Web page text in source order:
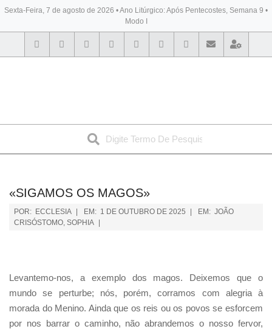
Sexta-Feira, 7 de agosto de 2026 • Ano Litúrgico: Após Pentecostes, Semana 9 •
Modo I
BYBLOS
«SIGAMOS OS MAGOS»
POR: ECCLESIA EM: 1 DE OUTUBRO DE 2025 EM: JOÃO
CRISÓSTOMO, SOPHIA
Levantemo-nos, a exemplo dos magos. Deixemos que o
mundo se perturbe; nós, porém, corramos com alegria à
morada do Menino. Ainda que os reis ou os povos se esforcem
por nos barrar o caminho, não abrandemos o nosso fervor,